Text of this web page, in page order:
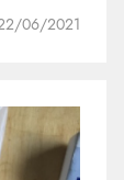
06/2021